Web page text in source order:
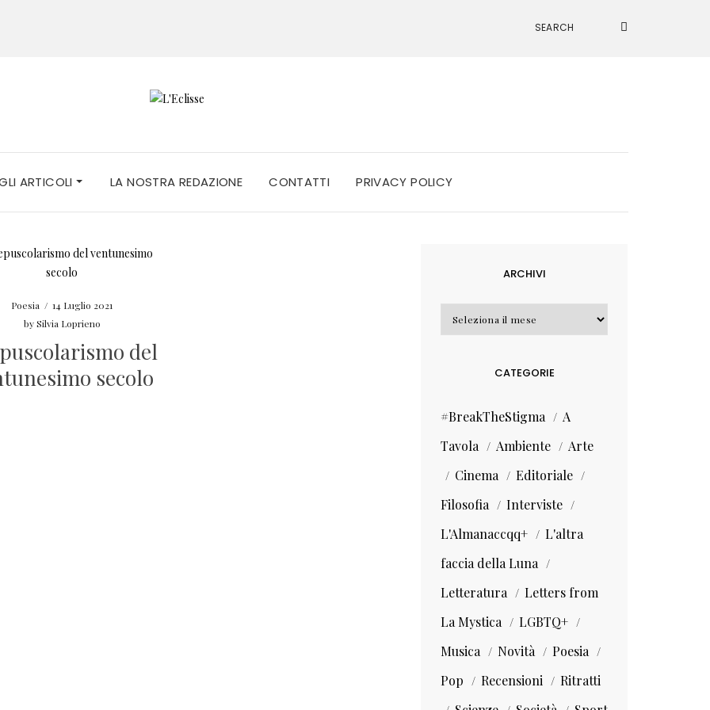
ARTICOLI LA NOSTRA REDAZIONE CONTATTI PRIVACY POLICY
Poesia / 14 Luglio 2021
bySilvia Loprieno
del
secolo
ARCHIVI
Archivi
CATEGORIE
#BreakTheStigma
A
Tavola
Ambiente
Arte
Cinema
Editoriale
Filosofia
Interviste
L'Almanaccqq+
L'altra
faccia della Luna
Letteratura
Letters from
La Mystica
LGBTQ+
Musica
Novità
Poesia
Pop
Recensioni
Ritratti